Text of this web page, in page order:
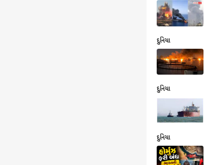
દુનિયા
દુનિયા
દુનિયા